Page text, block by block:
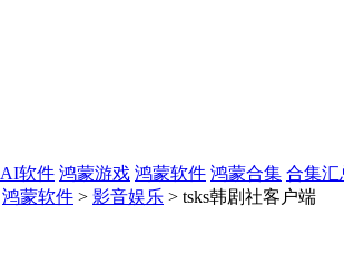
AI软件 鸿蒙游戏 鸿蒙软件 鸿蒙合集 合集汇
鸿蒙软件 > 影音娱乐 > tsks韩剧社客户端